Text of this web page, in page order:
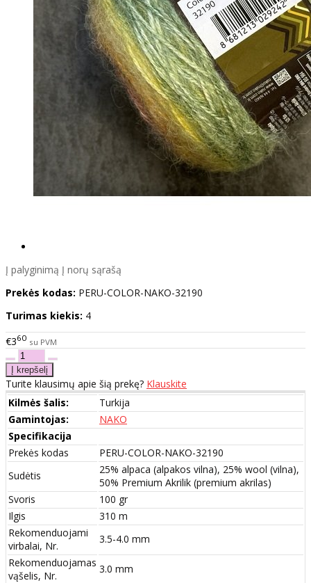
Į palyginimą Į norų sąrašą
Prekės kodas: PERU-COLOR-NAKO-32190
Turimas kiekis: 4
€360 su PVM
Turite klausimų apie šią prekę? Klauskite
Kilmės šalis:
Turkija
Gamintojas:
NAKO
Specifikacija
Prekės kodas
PERU-COLOR-NAKO-32190
Sudėtis
25% alpaca (alpakos vilna), 25% wool (vilna),
50% Premium Akrilik (premium akrilas)
Svoris
100 gr
Ilgis
310 m
Rekomenduojami
virbalai, Nr.
3.5-4.0 mm
Rekomenduojamas
vąšelis, Nr.
3.0 mm